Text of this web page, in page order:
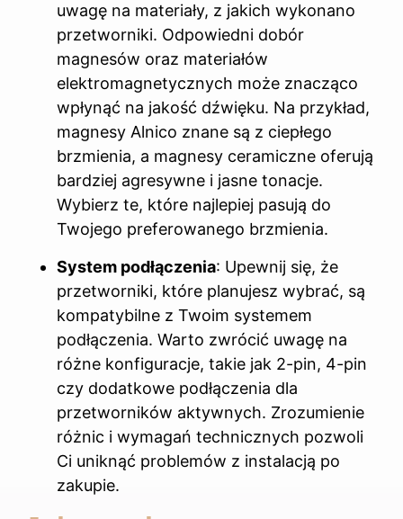
uwagę na materiały, z jakich wykonano
przetworniki. Odpowiedni dobór
magnesów oraz materiałów
elektromagnetycznych może znacząco
wpłynąć na jakość dźwięku. Na przykład,
magnesy Alnico znane są z ciepłego
brzmienia, a magnesy ceramiczne oferują
bardziej agresywne i jasne tonacje.
Wybierz te, które najlepiej pasują do
Twojego preferowanego brzmienia.
System podłączenia: Upewnij się, że
przetworniki, które planujesz wybrać, są
kompatybilne z Twoim systemem
podłączenia. Warto zwrócić uwagę na
różne konfiguracje, takie jak 2-pin, 4-pin
czy dodatkowe podłączenia dla
przetworników aktywnych. Zrozumienie
różnic i wymagań technicznych pozwoli
Ci uniknąć problemów z instalacją po
zakupie.